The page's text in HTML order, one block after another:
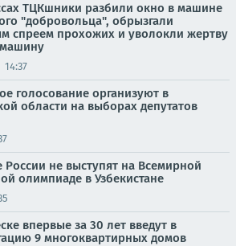
ТЦКшники разбили окно в машине
"добровольца", обрызгали
спреем прохожих и уволокли жертву
машину
14:37
голосование организуют в
области на выборах депутатов
не выступят на Всемирной
олимпиаде в Узбекистане
впервые за 30 лет введут в
9 многоквартирных домов